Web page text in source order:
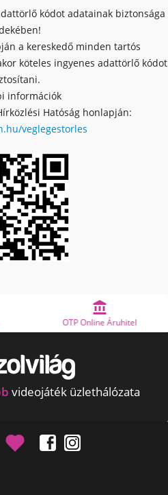
kódot adatainak biztonsága
a kereskedő minden tartós
köteles ingyenes adattörlő kódot
információk
Hatóság honlapján:
veglegestorles

OTP Online Áruhitel
videojáték üzlethálózata